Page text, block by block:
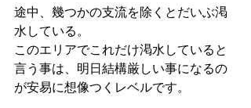
途中、幾つかの支流を除くとだいぶ渇
水している。
このエリアでこれだけ渇水していると
言う事は、明日結構厳しい事になるの
が安易に想像つくレベルです。